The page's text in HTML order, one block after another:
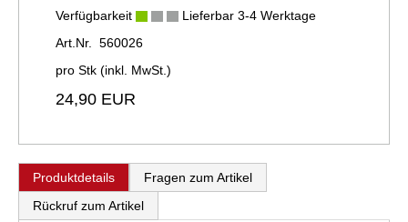
Verfügbarkeit
Lieferbar 3-4 Werktage
Art.Nr. 560026
pro Stk (inkl. MwSt.)
24,90 EUR
Produktdetails
Fragen zum Artikel
Rückruf zum Artikel